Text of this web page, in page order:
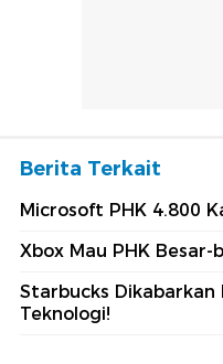
Berita Terkait
Microsoft PHK 4.800
Xbox Mau PHK Besar-
Starbucks Dikabarkan
Teknologi!